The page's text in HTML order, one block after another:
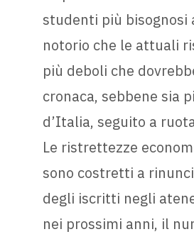
studenti più bisognosi
notorio che le attuali
più deboli che
cronaca, sebbene sia
d’Italia, seguito a
Le ristrettezze
sono costretti a
degli iscritti negli
nei prossimi anni, il